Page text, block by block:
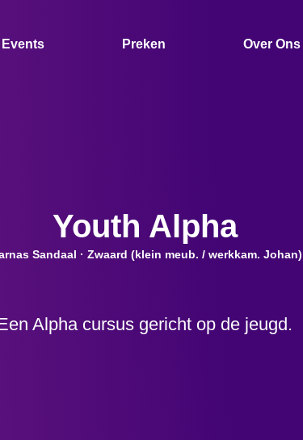
Events Preken Over Ons
Youth Alpha
Sandaal · Zwaard (klein meub. / werkkam.
Alpha cursus gericht op de jeugd.